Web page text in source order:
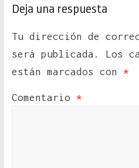
Deja una respuesta
Tu dirección de
será publicada.
Los
están marcados con *
Comentario *